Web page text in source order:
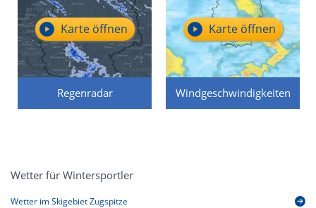
Regenradar
Karte öffnen
Windgeschwindigkeiten
Karte öffnen
Wetter für Wintersportler
Wetter im Skigebiet Zugspitze